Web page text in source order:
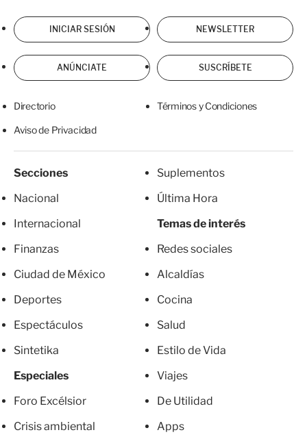
INICIAR SESIÓN NEWSLETTER
ANÚNCIATE SUSCRÍBETE
Directorio Términos y Condiciones
Aviso de Privacidad
Secciones
Nacional
Internacional
Finanzas
Ciudad de México
Deportes
Espectáculos
Sintetika
Especiales
Foro Excélsior
Crisis ambiental
Suplementos
Última Hora
Temas de interés
Redes sociales
Alcaldías
Cocina
Salud
Estilo de Vida
Viajes
De Utilidad
Apps